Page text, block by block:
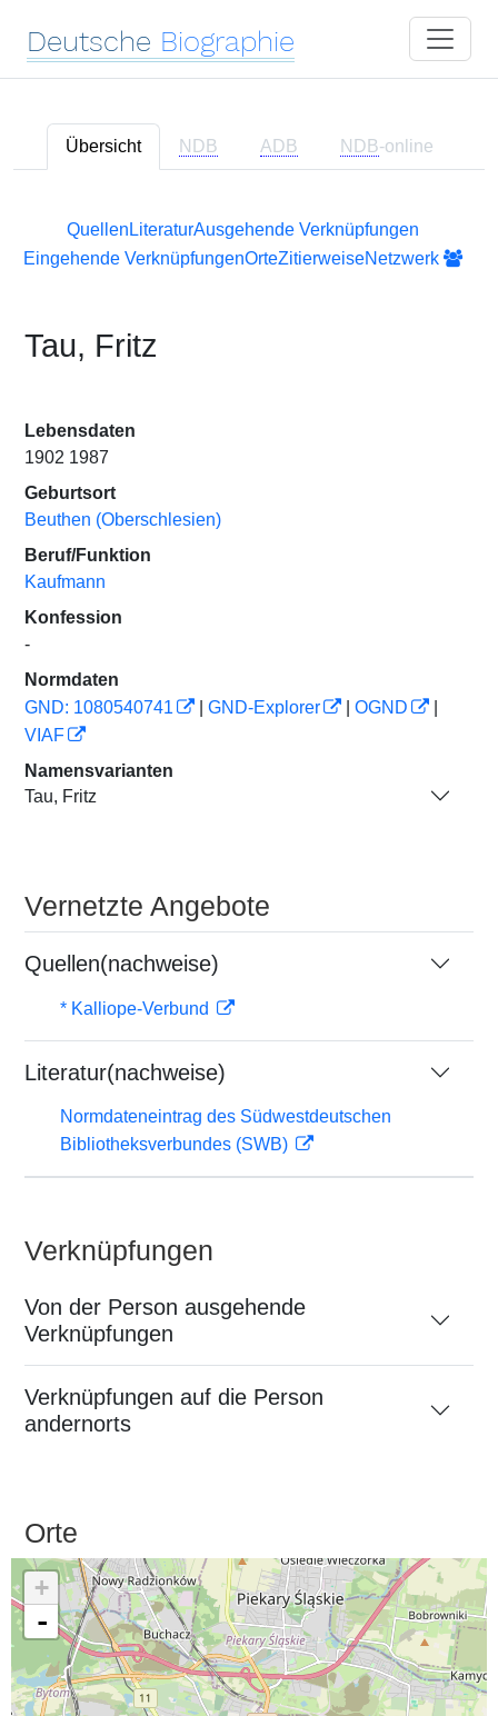
Deutsche Biographie
Übersicht NDB ADB NDB-online
Quellen LiteraturAusgehende Verknüpfungen
Eingehende VerknüpfungenOrteZitierweiseNetzwerk
Tau, Fritz
Lebensdaten
1902 1987
Geburtsort
Beuthen (Oberschlesien)
Beruf/Funktion
Kaufmann
Konfession
-
Normdaten
GND: 1080540741
GND-Explorer OGND
VIAF
Namensvarianten
Tau, Fritz
Vernetzte Angebote
Quellen(nachweise)
* Kalliope-Verbund
Literatur(nachweise)
Normdateneintrag des Südwestdeutschen
Bibliotheksverbundes (SWB)
Verknüpfungen
Von der Person ausgehende
Verknüpfungen
Verknüpfungen auf die Person
andernorts
Orte
+
-